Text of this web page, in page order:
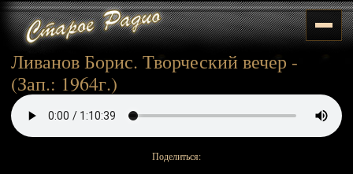
Ливанов Борис. Творческий вечер -
(Зап.: 1964г.)
Поделиться: